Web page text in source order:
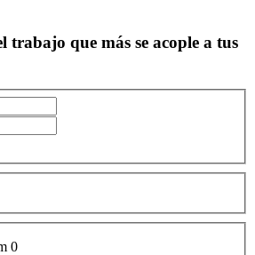
trabajo que más se acople a tus
0